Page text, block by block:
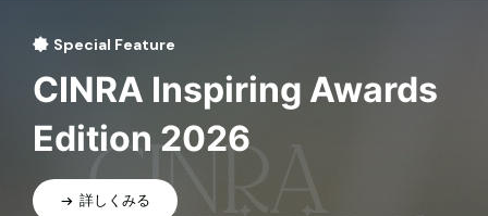
Special Feature
CINRA Inspiring Awards
Edition 2026
詳しくみる